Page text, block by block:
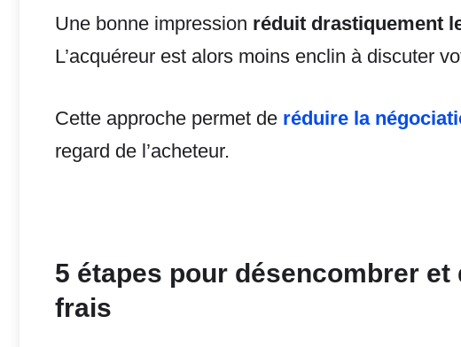
Une bonne impression réduit drastiquement
L’acquéreur est alors moins enclin à discuter
Cette approche permet de réduire la
regard de l’acheteur.
5 étapes pour désencombrer
frais